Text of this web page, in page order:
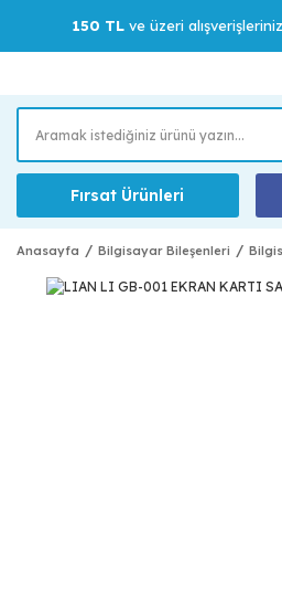
150 TLve üzeri
Fırsat Ürünleri
Anasayfa Bilgisayar Bileşenleri